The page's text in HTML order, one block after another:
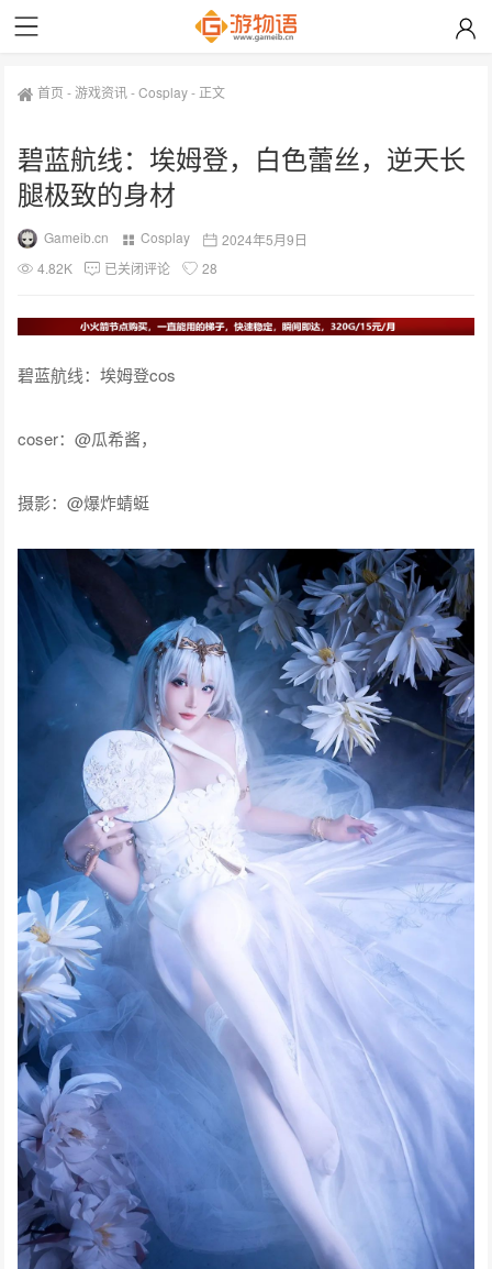
首页 -游戏资讯-Cosplay- 正文
碧蓝航线：埃姆登，白色蕾丝，逆天长
腿极致的身材
Gameib.cn Cosplay
2024年5月9日
4.82K
已关闭评论 28
碧蓝航线：埃姆登cos
coser：@瓜希酱，
摄影：@爆炸蜻蜓